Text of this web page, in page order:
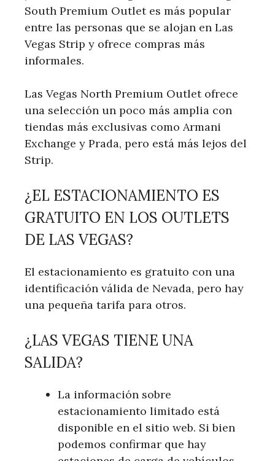
South Premium Outlet es más popular
entre las personas que se alojan en Las
Vegas Strip y ofrece compras más
informales.
Las Vegas North Premium Outlet ofrece
una selección un poco más amplia con
tiendas más exclusivas como Armani
Exchange y Prada, pero está más lejos del
Strip.
¿EL ESTACIONAMIENTO ES
GRATUITO EN LOS OUTLETS
DE LAS VEGAS?
El estacionamiento es gratuito con una
identificación válida de Nevada, pero hay
una pequeña tarifa para otros.
¿LAS VEGAS TIENE UNA
SALIDA?
La información sobre
estacionamiento limitado está
disponible en el sitio web. Si bien
podemos confirmar que hay